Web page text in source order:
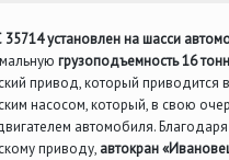
установлен на шасси
грузоподъемность 16 тонн
привод, который приводится
насосом, который, в свою
автомобиля. Благодаря
приводу, автокран